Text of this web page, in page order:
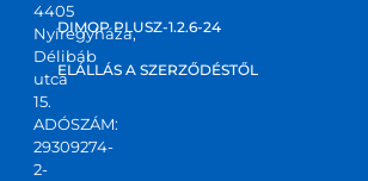
4405
Nyíregyháza,
Délibáb
utca
15.
ADÓSZÁM:
29309274-
2-
DIMOP PLUSZ-1.2.6-24
ELÁLLÁS A SZERZŐDÉSTŐL